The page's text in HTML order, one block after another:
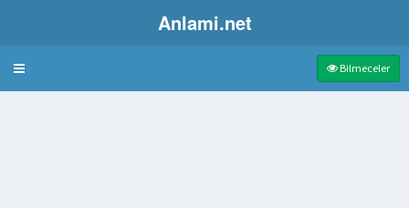
Anlami.net
Bulmaca Bilmeceler